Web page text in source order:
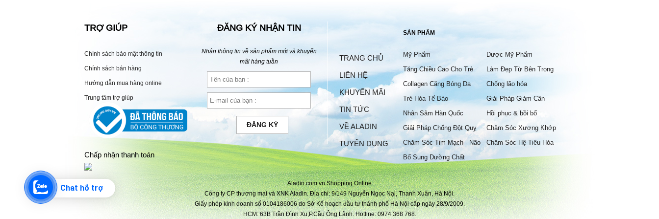
TRỢ GIÚP
Chính sách bảo mật thông tin
Chính sách bán hàng
Hướng dẫn mua hàng online
Trung tâm trợ giúp
ĐĂNG KÝ NHẬN TIN
Nhận thông tin về sản phẩm mới và khuyến
mãi hàng tuần
ĐĂNG KÝ
TRANG CHỦ
LIÊN HỆ
KHUYẾN MÃI
TIN TỨC
VỀ ALADIN
TUYỂN DỤNG
SẢN PHẨM
Mỹ Phẩm
Dược Mỹ Phẩm
Tăng Chiều Cao Cho Trẻ
Làm Đẹp Từ Bên Trong
Collagen Căng Bóng Da
Chống lão hóa
Trẻ Hóa Tế Bào
Giải Pháp Giảm Cân
Nhân Sâm Hàn Quốc
Hồi phục & bồi bổ
Giải Pháp Chống Đột Quỵ
Chăm Sóc Xương Khớp
Chăm Sóc Tim Mạch - Não
Bộ
Chăm Sóc Hệ Tiêu Hóa
Bổ Sung Dưỡng Chất
Chấp nhận thanh toán
Aladin.com.vn Shopping Online
Công ty CP thương mại và XNK Aladin. Địa chỉ: 9/149 Nguyễn Ngọc Nại, Thanh Xuân, Hà Nội.
Giấy phép kinh doanh số 0104186006 do Sở Kế hoạch đầu tư thành phố Hà Nội cấp ngày 28/9/2009.
HCM: 63B Trần Đình Xu,P.Cầu Ông Lãnh. Hotline: 0974 368 768.
Chat hỗ trợ